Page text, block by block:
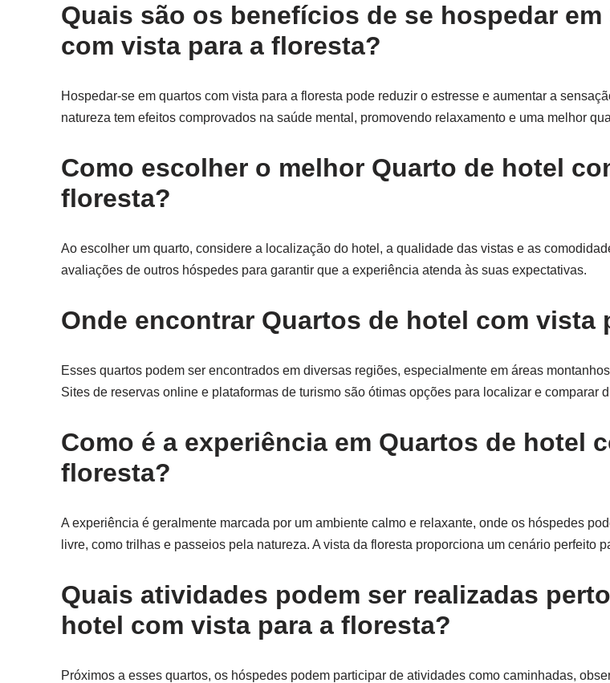
Quais são os benefícios de se hospedar
com vista para a floresta?
Hospedar-se em quartos com vista para a floresta pode reduzir o estresse e aumentar a
natureza tem efeitos comprovados na saúde mental, promovendo relaxamento e uma melhor
Como escolher o melhor Quarto de hotel
floresta?
Ao escolher um quarto, considere a localização do hotel, a qualidade das vistas e as
avaliações de outros hóspedes para garantir que a experiência atenda às suas expectativas.
Onde encontrar Quartos de hotel com vista
Esses quartos podem ser encontrados em diversas regiões, especialmente em áreas
Sites de reservas online e plataformas de turismo são ótimas opções para localizar e comparar
Como é a experiência em Quartos de hotel
floresta?
A experiência é geralmente marcada por um ambiente calmo e relaxante, onde os hóspedes
livre, como trilhas e passeios pela natureza. A vista da floresta proporciona um cenário perfeito
Quais atividades podem ser realizadas
hotel com vista para a floresta?
Próximos a esses quartos, os hóspedes podem participar de atividades como caminhadas,